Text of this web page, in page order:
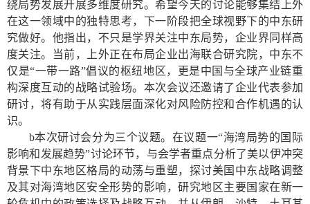
绕局势发展开展多维度研究。希望今天的讨论能够集结上外
在这一领域中的独特思考，下一阶段把全球视野下的中东研
究做好。他指出，不只是学界关注中东局势，企业界同样高
度关注。当前，上外正在布局企业出海联合研究院，中东不
仅是“一带一路”倡议的枢纽地区，更是中国与全球产业链重
构深度互动的战略试验场。本次会议还邀请了企业代表参加
研讨，将有助于从实践层面深化对风险防控和合作机遇的认
识。
b本次研讨会分为三个议题。在议题一“海湾局势的国际
影响和发展趋势”讨论环节，与会学者重点分析了美以伊冲突
背景下中东地区格局的动荡与重塑，探讨美国中东战略调整
及其对海湾地区安全形势的影响，研究地区主要国家在新一